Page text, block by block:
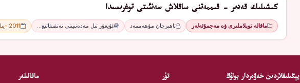
كىشىلىك قەدىر - قىممەتنى ساقلاش سەنئىتى توغرىسىدا
ماقالە توپلاملىرى ۋە مەجمۇئەلەر تاھىرجان مۇھەممەد ئۇيغۇر تىل مەدەنىيىتى تەتقىقاتىغ… 2011 -يىل
يېڭىلىقلاردىن خەۋەردار بولۇڭ تۈر ماقالىلەر